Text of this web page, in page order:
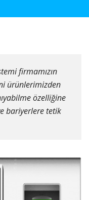
firmamızın
ürünlerimizden
özelliğine
bariyerlere tetik